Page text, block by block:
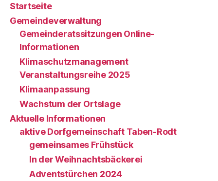
Startseite
Gemeindeverwaltung
Gemeinderatssitzungen Online-
Informationen
Klimaschutzmanagement
Veranstaltungsreihe 2025
Klimaanpassung
Wachstum der Ortslage
Aktuelle Informationen
aktive Dorfgemeinschaft Taben-Rodt
gemeinsames Frühstück
In der Weihnachtsbäckerei
Adventstürchen 2024